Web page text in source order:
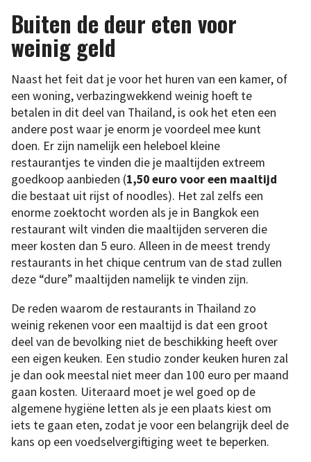
Buiten de deur eten voor
weinig geld
Naast het feit dat je voor het huren van een kamer, of
een woning, verbazingwekkend weinig hoeft te
betalen in dit deel van Thailand, is ook het eten een
andere post waar je enorm je voordeel mee kunt
doen. Er zijn namelijk een heleboel kleine
restaurantjes te vinden die je maaltijden extreem
goedkoop aanbieden (1,50 euro voor een maaltijd
die bestaat uit rijst of noodles). Het zal zelfs een
enorme zoektocht worden als je in Bangkok een
restaurant wilt vinden die maaltijden serveren die
meer kosten dan 5 euro. Alleen in de meest trendy
restaurants in het chique centrum van de stad zullen
deze “dure” maaltijden namelijk te vinden zijn.
De reden waarom de restaurants in Thailand zo
weinig rekenen voor een maaltijd is dat een groot
deel van de bevolking niet de beschikking heeft over
een eigen keuken. Een studio zonder keuken huren zal
je dan ook meestal niet meer dan 100 euro per maand
gaan kosten. Uiteraard moet je wel goed op de
algemene hygiëne letten als je een plaats kiest om
iets te gaan eten, zodat je voor een belangrijk deel de
kans op een voedselvergiftiging weet te beperken.